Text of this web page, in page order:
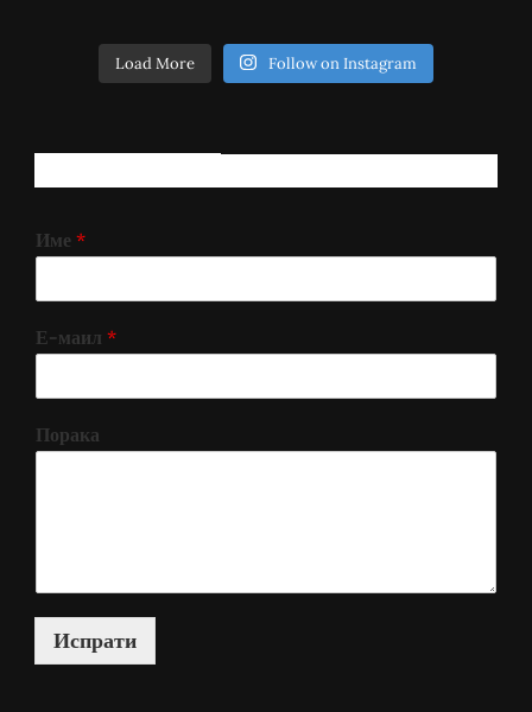
Load More Follow on Instagram
Име *
Е-маил *
Порака
Испрати